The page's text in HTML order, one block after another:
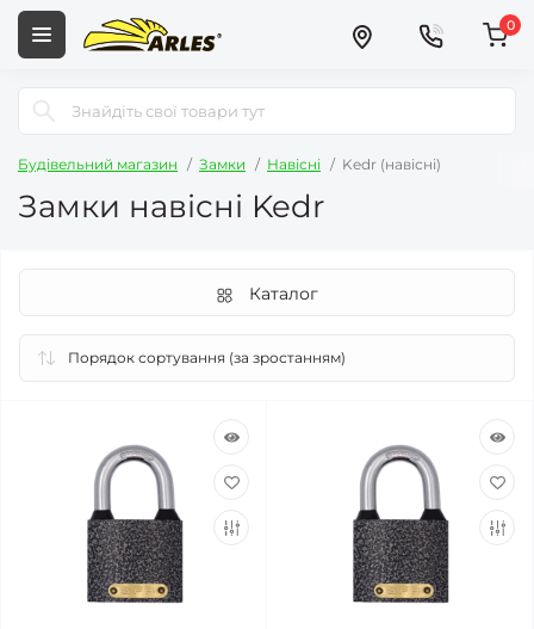
0
Будівельний магазин Замки Навісні Kedr (навісні)
Замки навісні Kedr
Каталог